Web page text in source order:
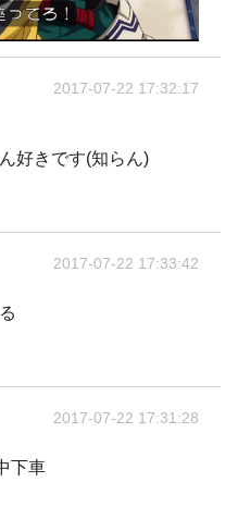
2017-07-22 17:32:17
好きです(知らん)
2017-07-22 17:33:42
2017-07-22 17:31:28
下車